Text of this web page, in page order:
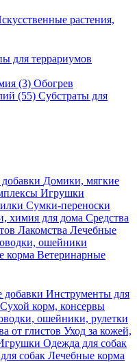
растения,
для террариумов
(3) Обогрев
(55) Субстраты для
Домики, мягкие
Игрушки
Сумки-переноски
химия для дома Средства
Лакомства Лечебные
ошейники
корма Ветеринарные
Инструменты для
Сухой корм, консервы
ошейники, рулетки
от глистов Уход за кожей,
Одежда для собак
собак Лечебные корма